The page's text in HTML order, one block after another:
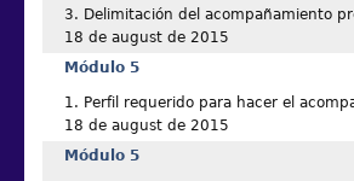
3. Delimitación del acompañamiento
18 de august de 2015
Módulo 5
1. Perfil requerido para hacer el
18 de august de 2015
Módulo 5